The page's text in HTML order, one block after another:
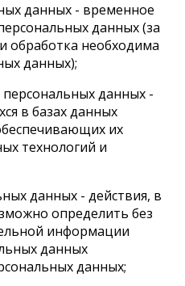
данных - временное
данных (за
обработка необходима
данных);
данных -
в базах данных
их
технологий и
данных - действия, в
определить без
информации
данных
данных;